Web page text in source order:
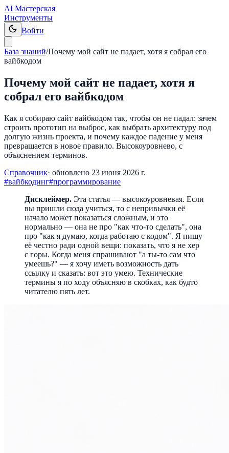
AI Мастерская
Инструменты
Войти
База знаний/Почему мой сайт не падает, хотя я собрал его
вайбкодом
Почему мой сайт не падает, хотя я
собрал его вайбкодом
Как я собираю сайт вайбкодом так, чтобы он не падал: зачем
строить прототип на выброс, как выбрать архитектуру под
долгую жизнь проекта, и почему каждое падение у меня
превращается в новое правило. Высокоуровнево, с
объяснением терминов.
Справочник· обновлено 23 июня 2026 г.
#вайбкодинг#программирование
Дисклеймер. Эта статья — высокоуровневая. Если
вы пришли сюда учиться, то с непривычки её
начало может показаться сложным, и это
нормально — она не про "как что-то сделать", она
про "как я думаю, когда работаю с кодом". Я пишу
её честно ради одной вещи: показать, что я не хер
с горы. Когда меня спрашивают "а ты-то сам что
умеешь?" — я хочу иметь возможность дать
ссылку и сказать: вот это умею. Технические
термины я по ходу объясняю в скобках, как будто
читателю пять лет.